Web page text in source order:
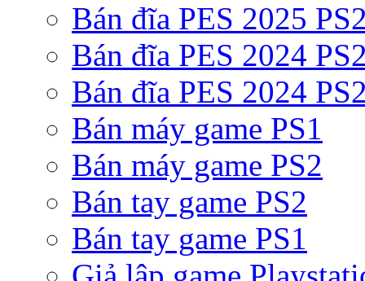
Bán đĩa PES 2025
Bán đĩa PES 2024
Bán đĩa PES 2024
Bán máy game PS1
Bán máy game PS2
Bán tay game PS2
Bán tay game PS1